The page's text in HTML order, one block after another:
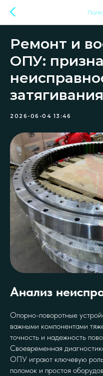
Ремонт и
ОПУ:
2026-06-04 13:46
Анализ
Опорно-поворотные
важными компонентами
точность и надежность
Своевременная
ОПУ играют ключевую
поломок и простоя